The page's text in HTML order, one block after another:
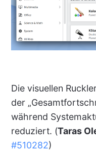
Die visuellen
der
während
reduziert. (Taras
#510282)